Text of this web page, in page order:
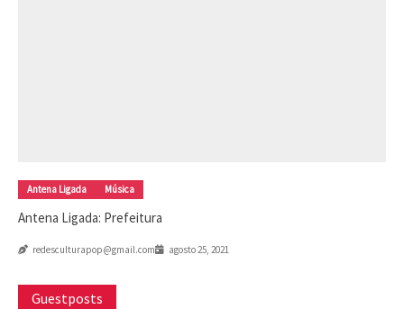
Antena Ligada Música
Antena Ligada: Prefeitura
redesculturapop@gmail.com agosto 25, 2021
Guestposts